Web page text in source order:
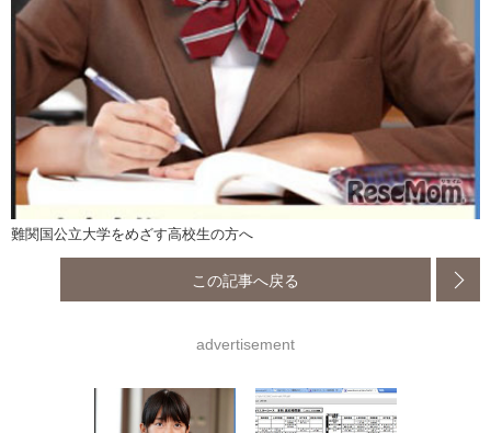
難関国公立大学をめざす高校生の方へ
この記事へ戻る
advertisement